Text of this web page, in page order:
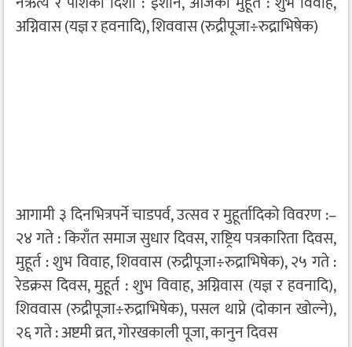
अग्निवास (यज्ञ र हवनादि), शिववास (रुद्रीपूजा÷रुद्राभिषेक)
आगामी ३ दिनभित्रपर्ने चाडपर्व, उत्सव र मुहूर्तादिको विवरण :–
२४ गते : किराँत समाज सुधार दिवस, राष्ट्रिय पत्रकारिता दिवस,
मुहूर्त : शुभ विवाह, शिववास (रुद्रीपूजा÷रुद्राभिषेक), २५ गते :
रेडक्रस दिवस, मुहूर्त : शुभ विवाह, अग्निवास (यज्ञ र हवनादि),
शिववास (रुद्रीपूजा÷रुद्राभिषेक), पसल थाप्ने (दोकान खोल्ने),
२६ गते : अष्टमी व्रत, गोरखकाली पूजा, कानुन दिवस